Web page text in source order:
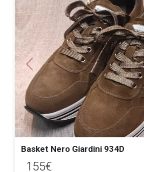
pointure :
Previous
Basket Nero Giardini 934D
155€